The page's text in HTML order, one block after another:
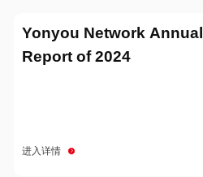
Yonyou Network Annual
Report of 2024
进入详情